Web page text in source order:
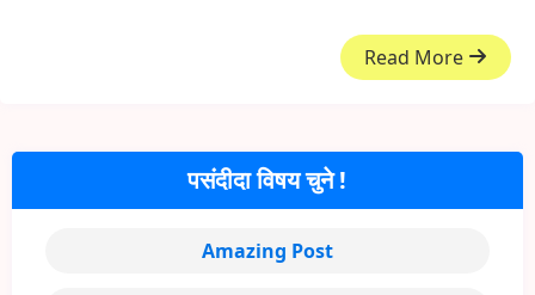
Read More
पसंदीदा विषय चुने !
Amazing Post